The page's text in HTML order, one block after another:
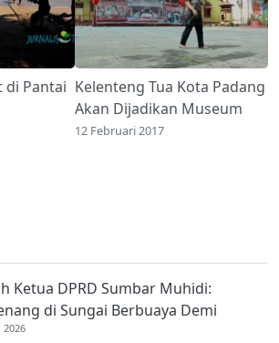
di Pantai Kelenteng Tua Kota Padang
Akan Dijadikan Museum
12 Februari 2017
Ketua DPRD Sumbar Muhidi:
di Sungai Berbuaya Demi
Ekonomi Orang Tua
2026